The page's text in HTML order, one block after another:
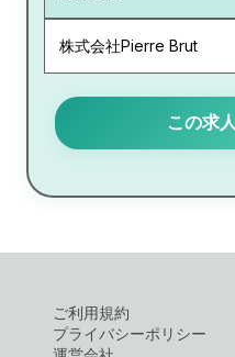
株式会社Pierre Brut
この求
ご利用規約
プライバシーポリシー